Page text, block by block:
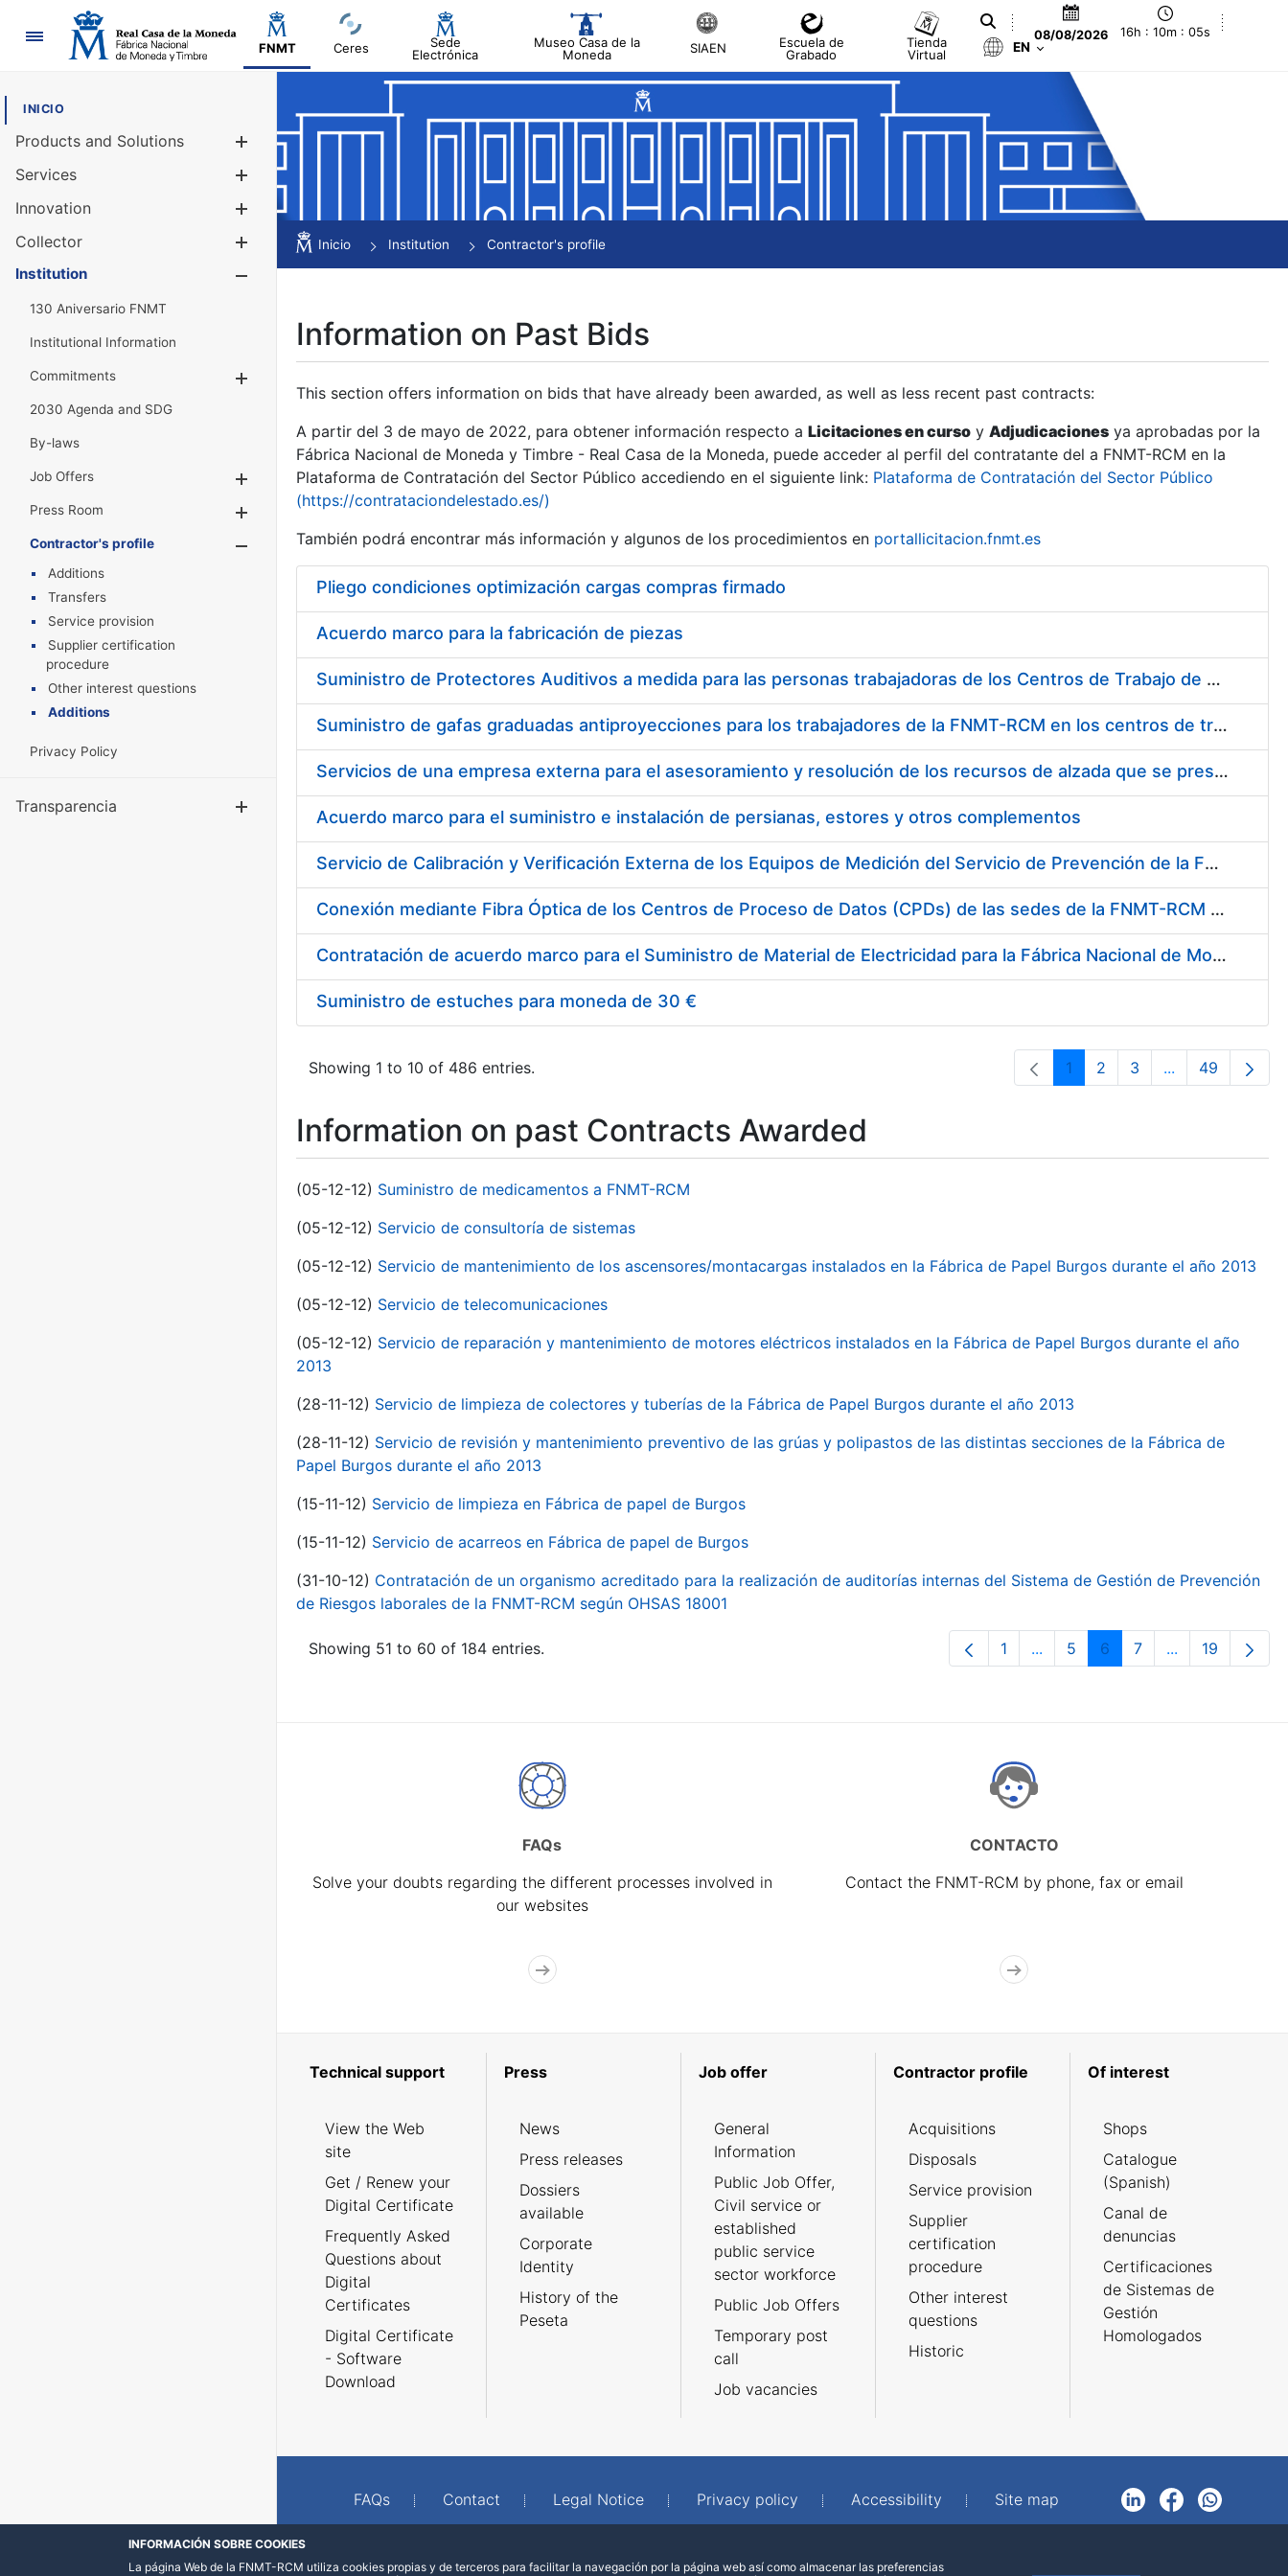
Navigation
FNMT Ceres
Sede
Electrónica
Museo Casa de la
Moneda
SIAEN
Escuela de
Grabado
Tienda
Virtual
08/08/2026 16h : 10m : 06s
EN
INICIO
Products and Solutions
Services
Innovation
Collector
Show/Hide
Institution
130 Aniversario FNMT
Institutional Information
Commitments
2030 Agenda and SDG
By-laws
Job Offers
Show/Hide
Press Room
Show/Hide
Contractor's profile
Show/Hide
Additions
Transfers
Service provision
Supplier certification
procedure
Other interest questions
Additions
Privacy Policy
Transparencia Show/Hide
Inicio Institution Contractor's profile
Information on Past Bids
This section offers information on bids that have already been awarded, as well as less recent past contracts:
A partir del 3 de mayo de 2022, para obtener información respecto a Licitaciones en curso y Adjudicaciones ya aprobadas por la
Fábrica Nacional de Moneda y Timbre - Real Casa de la Moneda, puede acceder al perfil del contratante del a FNMT-RCM en la
Plataforma de Contratación del Sector Público accediendo en el siguiente link: Plataforma de Contratación del Sector Público
(https://contrataciondelestado.es/)
También podrá encontrar más información y algunos de los procedimientos en portallicitacion.fnmt.es
Pliego condiciones optimización cargas compras firmado
Acuerdo marco para la fabricación de piezas
Suministro de Protectores Auditivos a medida para las personas trabajadoras de los Centros de Trabajo de Madrid y Burgos
Suministro de gafas graduadas antiproyecciones para los trabajadores de la FNMT-RCM en los centros de trabajo de Madrid y Burgos
Servicios de una empresa externa para el asesoramiento y resolución de los recursos de alzada que se presentan relacionados con procesos de selección para la FNMT-RCM
Acuerdo marco para el suministro e instalación de persianas, estores y otros complementos
Servicio de Calibración y Verificación Externa de los Equipos de Medición del Servicio de Prevención de la FNMT-RCM
Conexión mediante Fibra Óptica de los Centros de Proceso de Datos (CPDs) de las sedes de la FNMT-RCM de Burgos y Madrid
Contratación de acuerdo marco para el Suministro de Material de Electricidad para la Fábrica Nacional de Moneda y Timbre-Real Casa de la Moneda en su centro de trabajo de Burgos
Suministro de estuches para moneda de 30 €
Showing 1 to 10 of 486 entries. Page
1 Page
2 Page
3 ...Intermediate
Page
49
Information on past Contracts Awarded
(05-12-12) Suministro de medicamentos a FNMT-RCM
(05-12-12) Servicio de consultoría de sistemas
(05-12-12) Servicio de mantenimiento de los ascensores/montacargas instalados en la Fábrica de Papel Burgos durante el año 2013
(05-12-12) Servicio de telecomunicaciones
(05-12-12) Servicio de reparación y mantenimiento de motores eléctricos instalados en la Fábrica de Papel Burgos durante el año
2013
(28-11-12) Servicio de limpieza de colectores y tuberías de la Fábrica de Papel Burgos durante el año 2013
(28-11-12) Servicio de revisión y mantenimiento preventivo de las grúas y polipastos de las distintas secciones de la Fábrica de
Papel Burgos durante el año 2013
(15-11-12) Servicio de limpieza en Fábrica de papel de Burgos
(15-11-12) Servicio de acarreos en Fábrica de papel de Burgos
(31-10-12) Contratación de un organismo acreditado para la realización de auditorías internas del Sistema de Gestión de Prevención
de Riesgos laborales de la FNMT-RCM según OHSAS 18001
Showing 51 to 60 of 184 entries. Page
1 ...Intermediate Pages Use TAB to
Page
5 Page
6 Page
7 ...Intermediate
Page
19
FAQs
Solve your doubts regarding the different processes involved in
our websites
CONTACTO
Contact the FNMT-RCM by phone, fax or email
Technical support
View the Web
site
Get / Renew your
Digital Certificate
Frequently Asked
Questions about
Digital
Certificates
Digital Certificate
- Software
Download
Press
News
Press releases
Dossiers
available
Corporate
Identity
History of the
Peseta
Job offer
General
Information
Public Job Offer,
Civil service or
established
public service
sector workforce
Public Job Offers
Temporary post
call
Job vacancies
Contractor profile
Acquisitions
Disposals
Service provision
Supplier
certification
procedure
Other interest
questions
Historic
Of interest
Shops
Catalogue
(Spanish)
Canal de
denuncias
Certificaciones
de Sistemas de
Gestión
Homologados
FAQs Contact Legal Notice Privacy policy Accessibility Site map
LinkedInFacebookWhatsApp
INFORMACIÓN SOBRE COOKIES
La página Web de la FNMT-RCM utiliza cookies propias y de terceros para facilitar la navegación por la página web así como almacenar las preferencias